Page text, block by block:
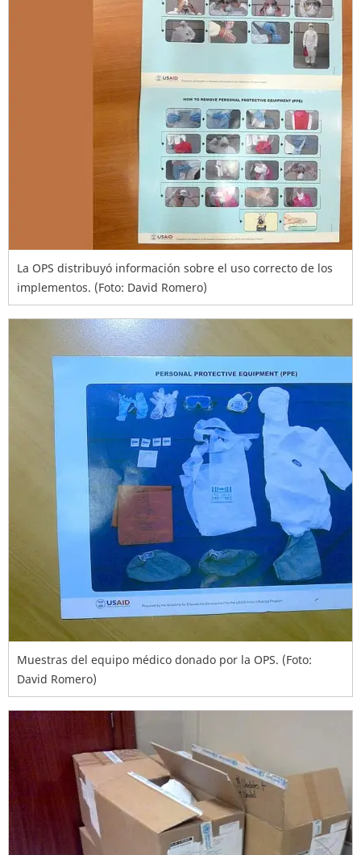
La OPS distribuyó información sobre el uso correcto de los
implementos. (Foto: David Romero)
Muestras del equipo médico donado por la OPS. (Foto:
David Romero)